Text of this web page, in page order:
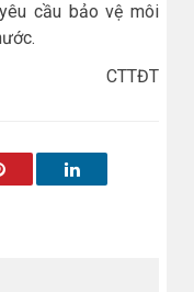
cầu bảo vệ môi
CTTĐT
Pinterest LinkedIn